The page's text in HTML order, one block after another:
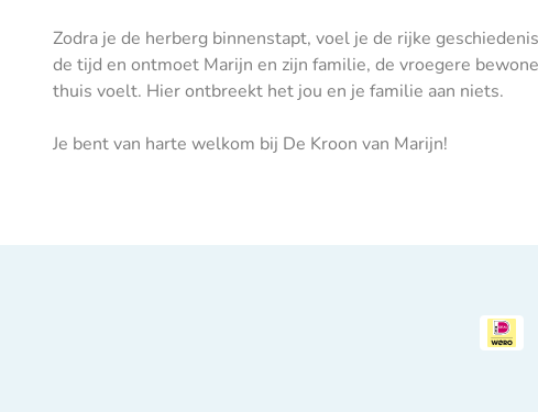
Zodra je de herberg binnenstapt, voel je de rijke
de tijd en ontmoet Marijn en zijn familie, de vroegere
thuis voelt. Hier ontbreekt het jou en je familie aan niets.
Je bent van harte welkom bij De Kroon van Marijn!